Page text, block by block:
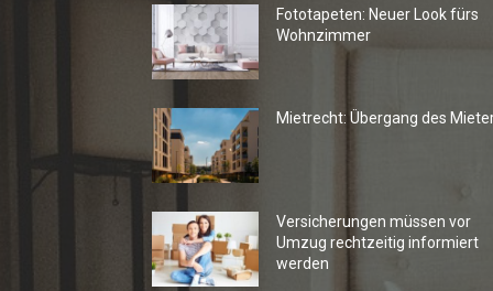
Fototapeten: Neuer Look fürs
Wohnzimmer
Mietrecht: Übergang des
Versicherungen müssen vor
Umzug rechtzeitig informiert
werden